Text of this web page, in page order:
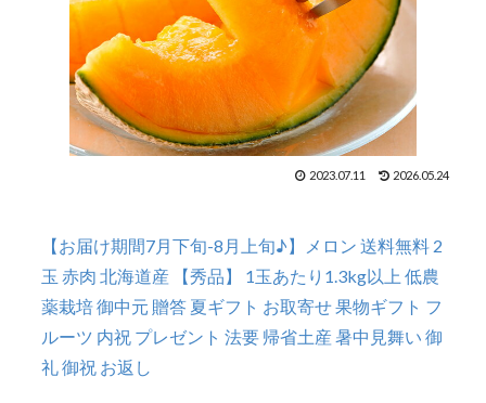
2023.07.11 2026.05.24
【お届け期間7月下旬-8月上旬♪】メロン 送料無料 2
玉 赤肉 北海道産 【秀品】 1玉あたり1.3kg以上 低農
薬栽培 御中元 贈答 夏ギフト お取寄せ 果物ギフト フ
ルーツ 内祝 プレゼント 法要 帰省土産 暑中見舞い 御
礼 御祝 お返し